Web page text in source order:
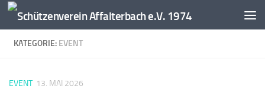
Zum Inhalt springen
KATEGORIE: EVENT
EVENT 13. MAI 2026